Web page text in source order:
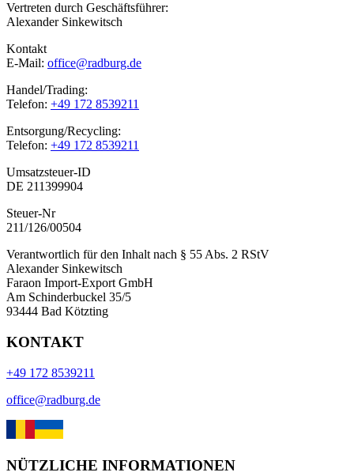
Vertreten durch Geschäftsführer:
Alexander Sinkewitsch
Kontakt
E-Mail: office@radburg.de
Handel/Trading:
Telefon: +49 172 8539211
Entsorgung/Recycling:
Telefon: +49 172 8539211
Umsatzsteuer-ID
DE 211399904
Steuer-Nr
211/126/00504
Verantwortlich für den Inhalt nach § 55 Abs. 2 RStV
Alexander Sinkewitsch
Faraon Import-Export GmbH
Am Schinderbuckel 35/5
93444 Bad Kötzting
KONTAKT
+49 172 8539211
office@radburg.de
NÜTZLICHE INFORMATIONEN